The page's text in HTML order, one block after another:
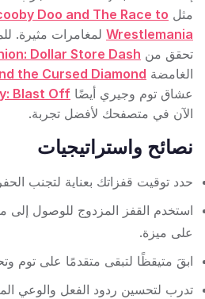
مثل Doo and The Race to
Wrestlemania لمغامرات مثيرة.
تحقق من Dollar Store Dash
الغامضة the Cursed Diamond
عشاق توم وجيري أيضًا Blast Off!
الآن في متصفحك لأفضل تجربة.
نصائح واستراتيجيات
حدد توقيت قفزاتك بعناية لتجنب
استخدم القفز المزدوج للوصول
على ميزة.
ابقَ متيقظًا لتبقى متقدمًا على توم
تدرب لتحسين ردود الفعل والوعي